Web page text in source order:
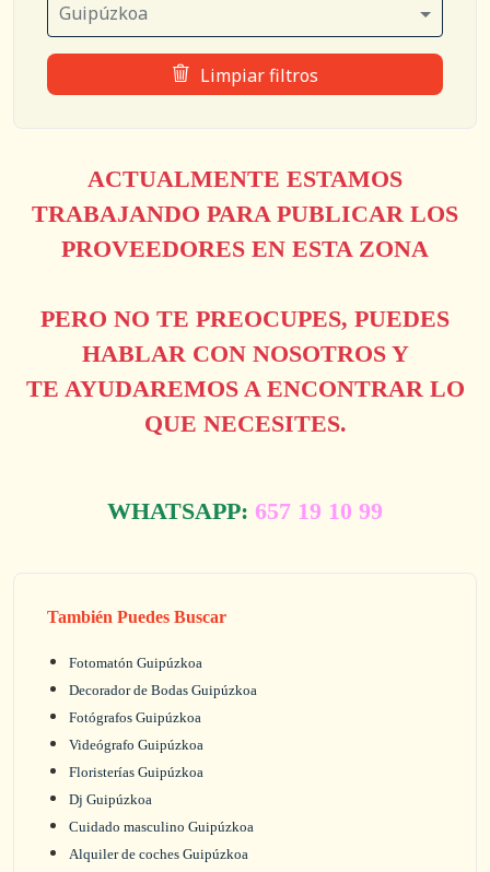
Guipúzkoa
Limpiar filtros
ACTUALMENTE ESTAMOS
TRABAJANDO PARA PUBLICAR LOS
PROVEEDORES EN ESTA ZONA
PERO NO TE PREOCUPES, PUEDES
HABLAR CON NOSOTROS Y
TE AYUDAREMOS A ENCONTRAR LO
QUE NECESITES.
WHATSAPP: 657 19 10 99
También Puedes Buscar
Fotomatón Guipúzkoa
Decorador de Bodas Guipúzkoa
Fotógrafos Guipúzkoa
Videógrafo Guipúzkoa
Floristerías Guipúzkoa
Dj Guipúzkoa
Cuidado masculino Guipúzkoa
Alquiler de coches Guipúzkoa